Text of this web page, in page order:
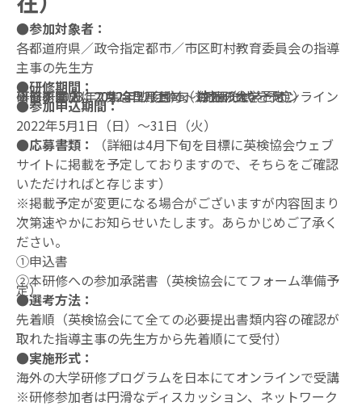
お知らせ お問い合わせ
●参加対象者：
各都道府県／政令指定都市／市区町村教育委員会の指導
主事の先生方
●研修期間：
事前研修１：2022年7月上旬（対面形式を予定）
事前研修２：2022年12月中旬（対面形式を予定）
研修：2023年2月13日（月）～17日（金）
※日本国内にて集合型形式で、海外の大学とオンライン研修を実施
●参加申込期間：
2022年5月1日（日）～31日（火）
●応募書類：
（詳細は4月下旬を目標に英検協会ウェブ
サイトに掲載を予定しておりますので、そちらをご確認
いただければと存じます）
※掲載予定が変更になる場合がございますが内容固まり
次第速やかにお知らせいたします。あらかじめご了承く
ださい。
①申込書
②本研修への参加承諾書（英検協会にてフォーム準備予
定）
●選考方法：
先着順（英検協会にて全ての必要提出書類内容の確認が
取れた指導主事の先生方から先着順にて受付）
●実施形式：
海外の大学研修プログラムを日本にてオンラインで受講
※研修参加者は円滑なディスカッション、ネットワーク